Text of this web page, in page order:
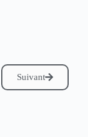
Suivant